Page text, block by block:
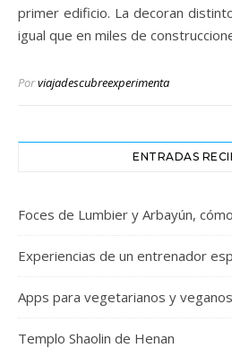
primer edificio. La decoran
igual que en miles de
Porviajadescubreexperimenta
ENTRADAS
Foces de Lumbier y Arbayún,
Experiencias de un entrenador
Apps para vegetarianos y
Templo Shaolin de Henan